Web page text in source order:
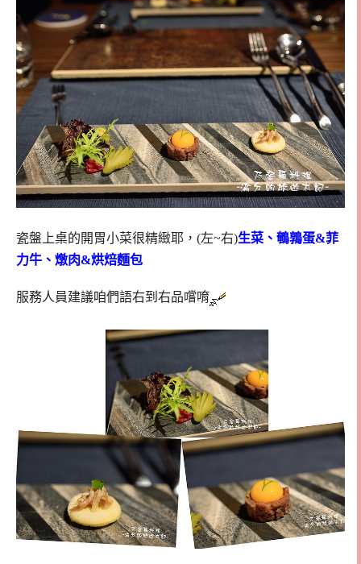
瓷盤上桌的開胃小菜很精緻耶，(左~右)生菜、鵪鶉蛋&菲
力牛、燉肉&烘焙麵包
服務人員建議咱們語右到右品嚐唷